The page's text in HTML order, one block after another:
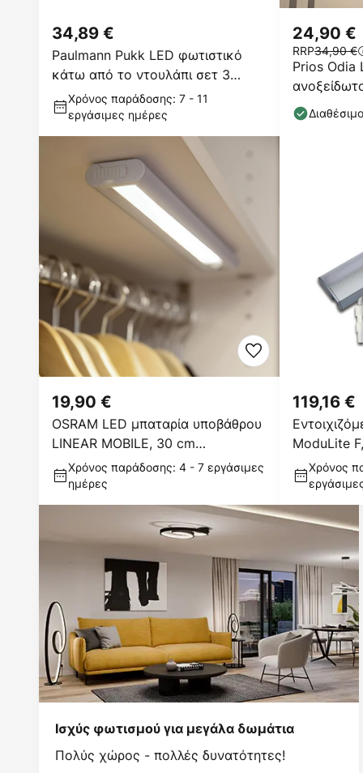
Paulmann Pukk LED φωτιστικό
κάτω από το ντουλάπι σετ 3
τεμαχίων, χρώμιο
34,89 €
Χρόνος παράδοσης: 7 - 11
εργάσιμες ημέρες
Prios Odia
24,90 €
RRP34,90 €
Διαθέσιμο
OSRAM LED μπαταρία υποβάθρου
LINEAR MOBILE, 30 cm
αισθητήρας USB
19,90 €
Χρόνος παράδοσης: 4 - 7 εργάσιμες
ημέρες
ModuLite
4.000 K Alu
119,16 €
Χρόνος
Ισχύς φωτισμού για μεγάλα δωμάτια
Πολύς χώρος - πολλές δυνατότητες!